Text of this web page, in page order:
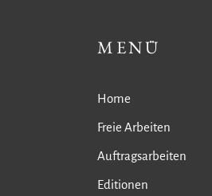
MENÜ
Home
Freie Arbeiten
Auftragsarbeiten
Editionen